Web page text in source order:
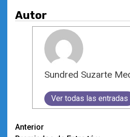
Autor
Sundred Suzarte
Ver todas las entradas
Navegación
Anterior